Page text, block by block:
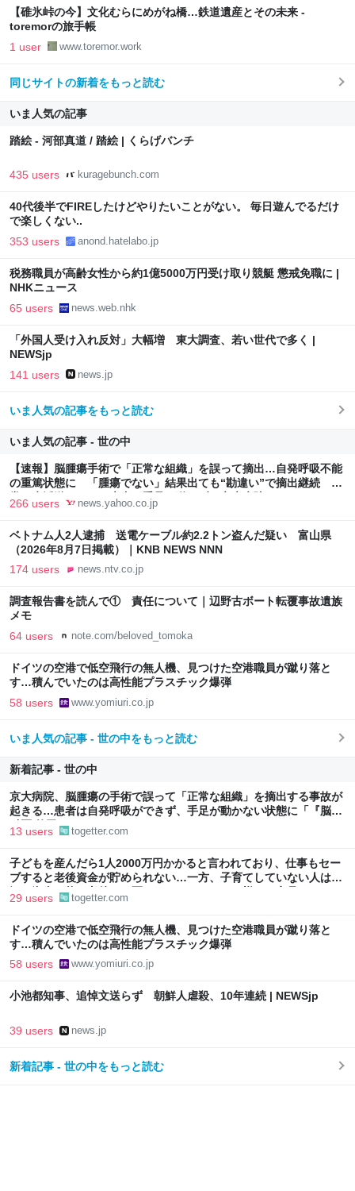
【碓氷峠の今】文化むらにめがね橋…鉄道遺産とその未来 -
toremorの旅手帳
1 user www.toremor.work
同じサイトの新着をもっと読む
いま人気の記事
踏絵 - 河部真道 / 踏絵 | くらげバンチ
435 users kuragebunch.com
40代後半でFIREしたけどやりたいことがない。 毎日遊んでるだけ
で楽しくない..
353 users anond.hatelabo.jp
税務職員が高齢女性から約1億5000万円受け取り競艇 懲戒免職に |
NHKニュース
65 users news.web.nhk
「外国人受け入れ反対」大幅増 東大調査、若い世代で多く |
NEWSjp
141 users news.jp
いま人気の記事をもっと読む
いま人気の記事 - 世の中
【速報】脳腫瘍手術で「正常な組織」を誤って摘出…自発呼吸不能
の重篤状態に 「腫瘍でない」結果出ても“勘違い”で摘出継続 通
常の生活送っていた患者が手足も動かず 京大病院（MBSニュー
ス） - Yahoo!ニュース
266 users news.yahoo.co.jp
ベトナム人2人逮捕 送電ケーブル約2.2トン盗んだ疑い 富山県
（2026年8月7日掲載）｜KNB NEWS NNN
174 users news.ntv.co.jp
調査報告書を読んで① 責任について｜辺野古ボート転覆事故遺族
メモ
64 users note.com/beloved_tomoka
ドイツの空港で低空飛行の無人機、見つけた空港職員が蹴り落と
す…積んでいたのは高性能プラスチック爆弾
58 users www.yomiuri.co.jp
いま人気の記事 - 世の中をもっと読む
新着記事 - 世の中
京大病院、脳腫瘍の手術で誤って「正常な組織」を摘出する事故が
起きる…患者は自発呼吸ができず、手足が動かない状態に「『脳外
科医 竹田くん』かよ」
13 users togetter.com
子どもを産んだら1人2000万円かかると言われており、仕事もセー
ブすると老後資金が貯められない…一方、子育てしていない人は潤
沢な資金で悠々老後だと歪んでいるのでは？→様々な意見
29 users togetter.com
ドイツの空港で低空飛行の無人機、見つけた空港職員が蹴り落と
す…積んでいたのは高性能プラスチック爆弾
58 users www.yomiuri.co.jp
小池都知事、追悼文送らず 朝鮮人虐殺、10年連続 | NEWSjp
39 users news.jp
新着記事 - 世の中をもっと読む